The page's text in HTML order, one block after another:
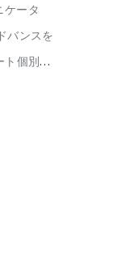
ケータ
バンスを
ト個別相